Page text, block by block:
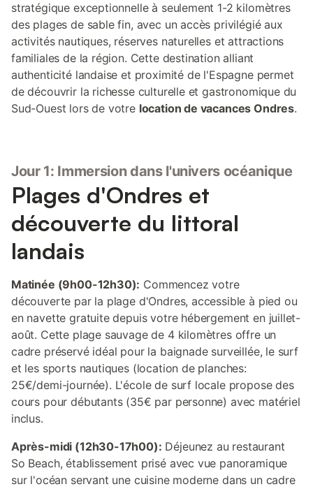
stratégique exceptionnelle à seulement 1-2 kilomètres
des plages de sable fin, avec un accès privilégié aux
activités nautiques, réserves naturelles et attractions
familiales de la région. Cette destination alliant
authenticité landaise et proximité de l'Espagne permet
de découvrir la richesse culturelle et gastronomique du
Sud-Ouest lors de votre location de vacances Ondres.
Jour 1: Immersion dans l'univers océanique
Plages d'Ondres et
découverte du littoral
landais
Matinée (9h00-12h30): Commencez votre
découverte par la plage d'Ondres, accessible à pied ou
en navette gratuite depuis votre hébergement en juillet-
août. Cette plage sauvage de 4 kilomètres offre un
cadre préservé idéal pour la baignade surveillée, le surf
et les sports nautiques (location de planches:
25€/demi-journée). L'école de surf locale propose des
cours pour débutants (35€ par personne) avec matériel
inclus.
Après-midi (12h30-17h00): Déjeunez au restaurant
So Beach, établissement prisé avec vue panoramique
sur l'océan servant une cuisine moderne dans un cadre